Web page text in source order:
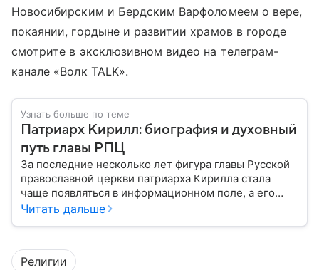
Новосибирским и Бердским Варфоломеем о вере,
покаянии, гордыне и развитии храмов в городе
смотрите в эксклюзивном видео на телеграм-
канале «Волк TALK».
Узнать больше по теме
Патриарх Кирилл: биография и духовный
путь главы РПЦ
За последние несколько лет фигура главы Русской
православной церкви патриарха Кирилла стала
чаще появляться в информационном поле, а его
роль уже давно вышла за рамки традиционного
Читать дальше
Религии